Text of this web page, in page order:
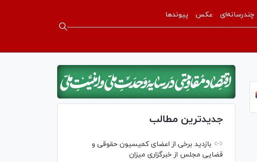
چندرسانه‌ای عکس پیوندها
جدیدترین مطالب
بازدید برخی از اعضای کمیسیون حقوقی و
قضایی مجلس از خبرگزاری میزان